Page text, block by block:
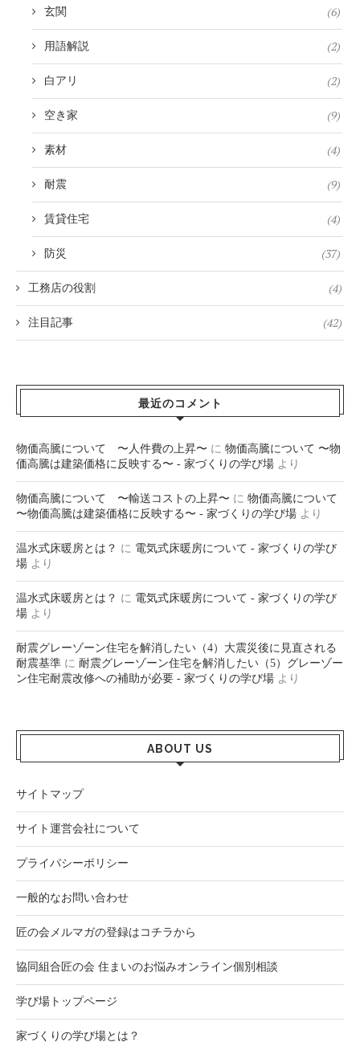
玄関 (6)
用語解説 (2)
白アリ (2)
空き家 (9)
素材 (4)
耐震 (9)
賃貸住宅 (4)
防災 (37)
工務店の役割 (4)
注目記事 (42)
最近のコメント
物価高騰について 〜人件費の上昇〜 に 物価高騰について 〜物
価高騰は建築価格に反映する〜 - 家づくりの学び場 より
物価高騰について 〜輸送コストの上昇〜 に 物価高騰について
〜物価高騰は建築価格に反映する〜 - 家づくりの学び場 より
温水式床暖房とは？ に 電気式床暖房について - 家づくりの学び
場 より
温水式床暖房とは？ に 電気式床暖房について - 家づくりの学び
場 より
耐震グレーゾーン住宅を解消したい（4）大震災後に見直される
耐震基準 に 耐震グレーゾーン住宅を解消したい（5）グレーゾー
ン住宅耐震改修への補助が必要 - 家づくりの学び場 より
ABOUT US
サイトマップ
サイト運営会社について
プライバシーポリシー
一般的なお問い合わせ
匠の会メルマガの登録はコチラから
協同組合匠の会 住まいのお悩みオンライン個別相談
学び場トップページ
家づくりの学び場とは？